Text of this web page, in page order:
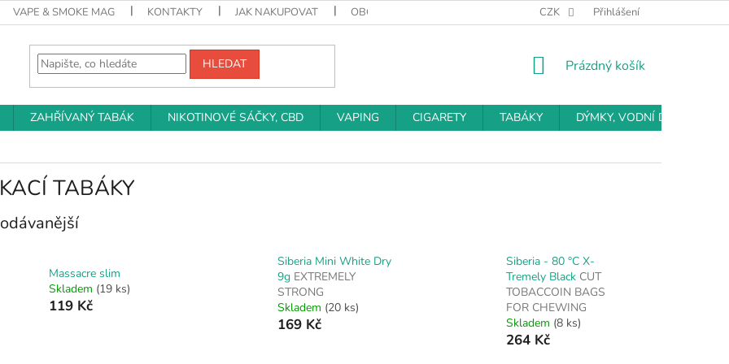
VAPE & SMOKE MAG KONTAKTY JAK NAKUPOVAT OBCHODNÍ PODMÍNKY PODMÍNKY OCHRANY OSOBNÍCH ÚDAJŮ
CZK Přihlášení
HLEDAT
NÁKUPNÍ
Prázdný košík
ZAHŘÍVANÝ TABÁK NIKOTINOVÉ SÁČKY, CBD VAPING CIGARETY TABÁKY
DÝMKY, VODNÍ DÝMKY
TABÁKY
Massacre slim
Skladem (19 ks)
119 Kč
Siberia Mini White Dry
9g EXTREMELY
STRONG
Skladem (20 ks)
169 Kč
Siberia - 80 °C X-
Tremely Black CUT
TOBACCOIN BAGS
FOR CHEWING
Skladem (8 ks)
264 Kč